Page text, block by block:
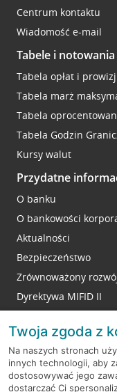
Centrum kontaktu
Wiadomość e-mail
Tabele i notowania
Tabela opłat i
Tabela marż
Tabela
Tabela Godzin
Kursy walut
Przydatne
O banku
O bankowości
Aktualności
Bezpieczeństwo
Zrównoważony
Dyrektywa MIFID II
RODO
Twoja zgoda z
Na naszych stronach
innych technologii, aby
dostosowywać jego
dostarczać Ci